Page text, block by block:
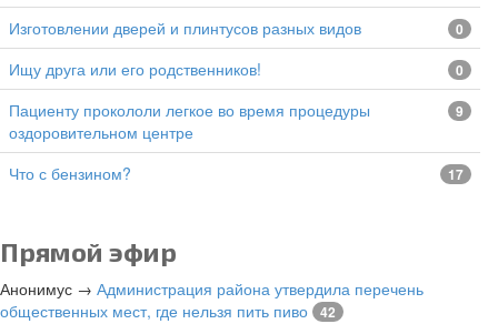
изготовлении дверей и плинтусов разных видов 0
Ищу друга или его родственников! 0
Пациенту прокололи легкое во время процедуры
оздоровительном центре
9
Что с бензином? 17
Прямой эфир
Анонимус → Администрация района утвердила перечень
общественных мест, где нельзя пить пиво
42